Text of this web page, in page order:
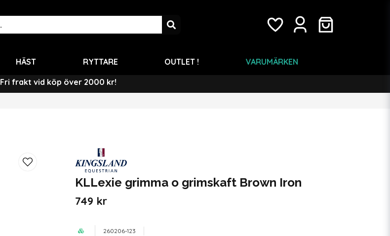
HÄST RYTTARE OUTLET ! VARUMÄRKEN
Fri frakt vid köp över 2000 kr!
KLLexie grimma o grimskaft Brown Iron
749 kr
260206-123